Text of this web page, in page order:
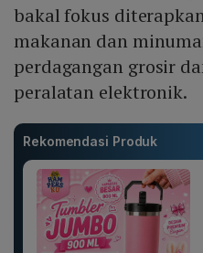
bakal fokus
makanan dan
perdagangan grosir
peralatan elektronik.
Rekomendasi Produk